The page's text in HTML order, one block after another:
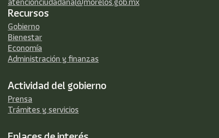
Recursos
Gobierno
Bienestar
Economía
Administración y finanzas
Actividad del gobierno
Prensa
Trámites y servicios